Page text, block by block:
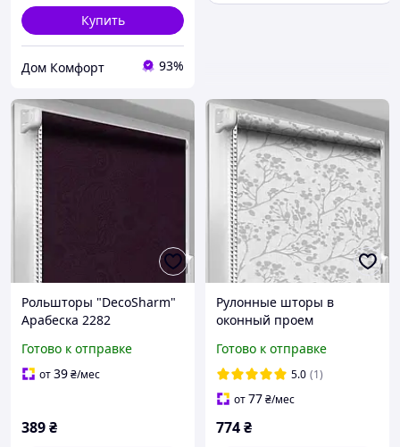
Купить
Дом Комфорт 93%
Рольшторы "DecoSharm"
Арабеска 2282
Готово к отправке
от39₴/мес
389₴
Рулонные шторы в
оконный проем
Готово к отправке
5.0 (1)
от77₴/мес
774₴